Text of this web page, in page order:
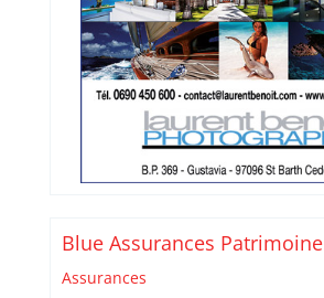
Blue Assurances Patrimoine
Assurances